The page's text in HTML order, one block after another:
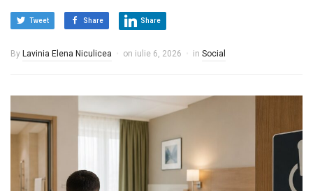
Tweet Share Share
By Lavinia Elena Niculicea on iulie 6, 2026 in Social